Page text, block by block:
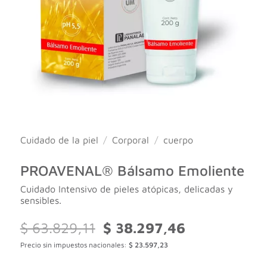
Cuidado de la piel / Corporal / cuerpo
PROAVENAL® Bálsamo Emoliente
Cuidado Intensivo de pieles atópicas, delicadas y
sensibles.
$63.829,11
El
precio
original
$ 38.297,46El
Precio sin impuestos nacionales: $ 23.597,23